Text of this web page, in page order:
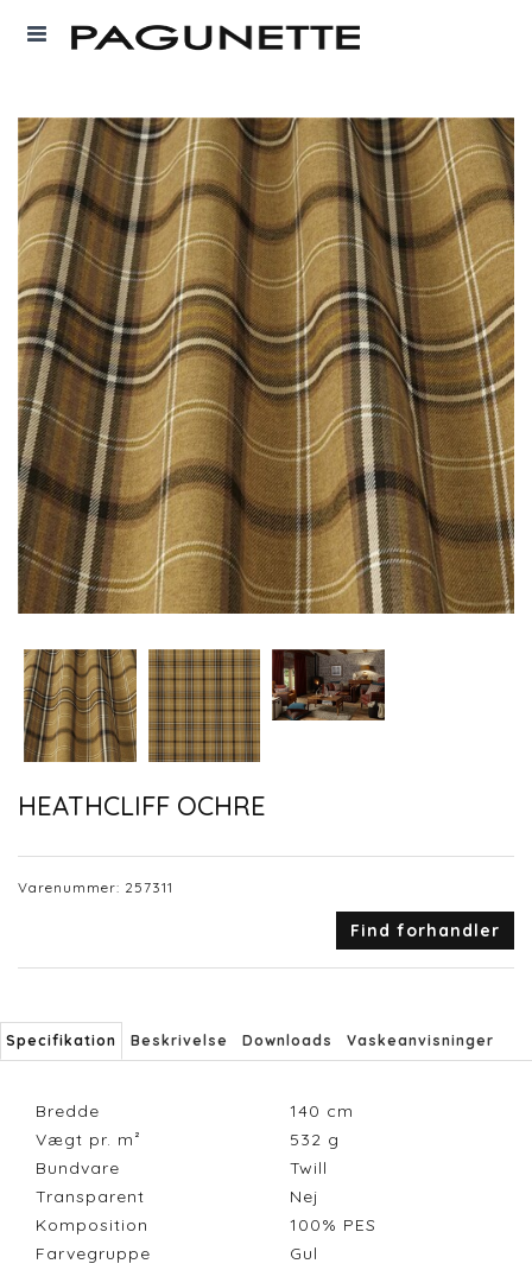
HEATHCLIFF OCHRE
Varenummer: 257311
Find forhandler
Specifikation Beskrivelse Downloads Vaskeanvisninger
Bredde 140 cm
Vægt pr. m²
532 g
Bundvare
Twill
Transparent
Nej
Komposition
100% PES
Farvegruppe
Gul